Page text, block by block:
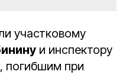
участковому
и инспектору
, погибшим при